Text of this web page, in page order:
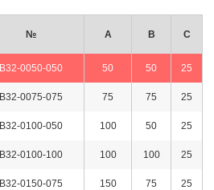
№ A B C
B32-0050-050 50 50 25
B32-0075-075 75 75 25
B32-0100-050 100 50 25
B32-0100-100 100 100 25
B32-0150-075 150 75 25